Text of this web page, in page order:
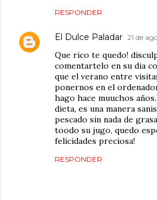
RESPONDER
El Dulce Paladar 21 de
Que rico te quedo!
comentartelo en su dia
que el verano entre
ponernos en el
hago hace muuchos
dieta, es una manera
pescado sin nada de
toodo su jugo, quedo
felicidades preciosa!
RESPONDER